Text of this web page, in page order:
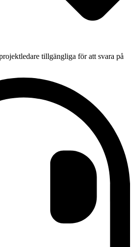
tillgängliga för att svara på